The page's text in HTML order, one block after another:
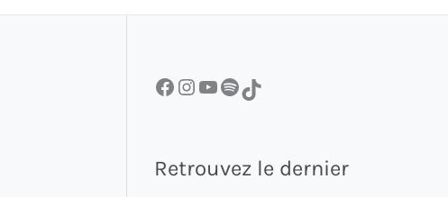
Facebook InstagramYouTube Spotify TikTok
Retrouvez le dernier